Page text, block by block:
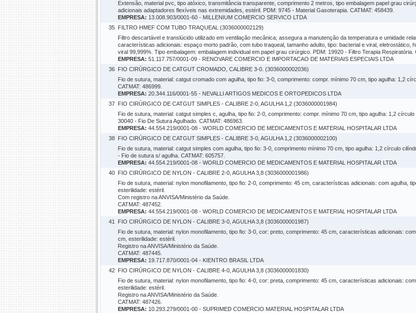
Extensão, material pvc, tipo atóxico, transmitância transparente, comprimento 2 metros, tipo embalagem papel grau
adicionais adaptadores flexíveis nas extremidades, estéril. PDM: 9745 - Material Gasoterapia. CATMAT: 458439.
EMPRESA: 13.008.903/0001-60 - MILLENIUM COMERCIO SERVICO LTDA
35 FILTRO HMEF COM TUBO TRAQUEAL (3036000002129)
Filtro descartável e translúcido utilizado em ventilação mecânica; assegura a manutenção da temperatura e umidade
características adicionais: espaço morto padrão, com tubo traqueal, tamanho adulto, tipo: bacterial e viral, eletrostático,
viral 99,999%. Tipo embalagem: embalagem individual em papel grau cirúrgico. PDM: 19920 - Filtro Terapia Respiratória.
EMPRESA: 51.117.757/0001-09 - RENOVARE COMERCIO E IMPORTACAO DE MATERIAIS ESPECIAIS LTDA
36 FIO CIRÚRGICO DE CATGUT CROMADO, CALIBRE 3-0. (3036000002036)
Fio de sutura, material: catgut cromado com agulha, tipo fio: 3-0, comprimento: compr. mínimo 70 cm, tipo agulha: 1,2
CATMAT: 486999.
EMPRESA: 20.344.116/0001-55 - NEVALLI ARTIGOS MEDICOS E ORTOPEDICOS LTDA
37 FIO CIRÚRGICO DE CATGUT SIMPLES - CALIBRE 2-0, AGULHA 1,2 (3036000001984)
Fio de sutura, material: catgut simples c, agulha, tipo fio: 2-0, comprimento: compr. mínimo 70 cm, tipo agulha: 1,2
30040 - Fio De Sutura Agulhado. CATMAT: 486963.
EMPRESA: 44.554.219/0001-08 - WORLD COMERCIO DE MEDICAMENTOS E MATERIAL HOSPITALAR LTDA
38 FIO CIRÚRGICO DE CATGUT SIMPLES - CALIBRE 3-0, AGULHA 1,2 (3036000002100)
Fio de sutura, material: catgut simples com agulha, tipo fio: 3-0, comprimento mínimo 70 cm, tipo agulha: 1,2 círculo
- Fio de sutura s/ agulha. CATMAT: 605757.
EMPRESA: 44.554.219/0001-08 - WORLD COMERCIO DE MEDICAMENTOS E MATERIAL HOSPITALAR LTDA
40 FIO CIRÚRGICO DE NYLON - CALIBRE 2-0, AGULHA 3,8 (3036000001986)
Fio de sutura, material: nylon monofilamento, tipo fio: 2-0, comprimento: 45 cm, características adicionais: com agulha,
esterilidade: estéril.
Com registro na ANVISA/Ministério da Saúde.
CATMAT: 487452.
EMPRESA: 44.554.219/0001-08 - WORLD COMERCIO DE MEDICAMENTOS E MATERIAL HOSPITALAR LTDA
41
FIO CIRÚRGICO DE NYLON - CALIBRE 3-0, AGULHA 3,8 (3036000001987)
Fio de sutura, material: nylon monofilamento, tipo fio: 3-0, cor: preto, comprimento: 45 cm, características adicionais:
cm, esterilidade: estéril.
Registro na ANVISA/Ministério da Saúde.
CATMAT: 487445.
EMPRESA: 19.717.870/0001-04 - KIENTRO BRASIL LTDA
42 FIO CIRÚRGICO DE NYLON - CALIBRE 4-0, AGULHA 3,8 (3036000001830)
Fio de sutura, material: nylon monofilamento, tipo fio: 4-0, cor: preta, comprimento: 45 cm, características adicionais:
esterilidade: estéril.
Registro na ANVISA/Ministério da Saúde.
CATMAT: 487426.
EMPRESA: 10.293.279/0001-00 - SUPRIMED COMERCIO MATERIAL HOSPITALAR LTDA